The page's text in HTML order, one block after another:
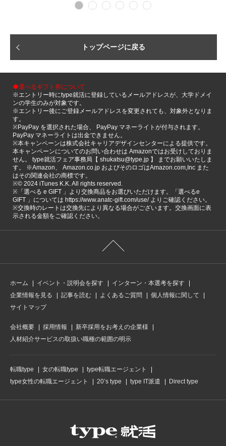
トップページに戻る
◆選べるギフト券について
※エントリー時にtype就活に登録しているメールアドレスが、大学ドメイ
ンの学生のみが対象です。
※エントリー後にご登録メールアドレスを変更されても、対象外となりま
す。
※PayPay を選択された場合、 PayPay マネーライトが付与されます。
PayPay マネーライトは出金できません。
※本キャンペーンは株式会社キャリアデザインセンターによる提供です。
本キャンペーンについてのお問い合わせは Amazonではお受けしておりま
せん。 type就活フェア事務局【 shukatsu@type.jp 】 までお願いいたしま
す。 ※Amazon、 Amazon.co.jp およびそのロゴはAmazon.com,Inc また
はその関連会社の商標です。
※©️ 2024 iTunes K.K. All rights reserved.
※「選べる e GIFT 」より交換商品をお選びいただけます。「選べるe
GIFT 」については https://www.anatc-gift.com/use/ よりご確認ください。
※交換時のレートは交換先により異なる場合がございます。交換画面に表
示される金額をご確認ください。
ホーム イベント・説明会を探す
インターン・本選考を探す
企業情報を見る
記事を読む よくあるご質問
個人情報に関して
サイトマップ
会社概要 採用情報
新卒採用をお考えの企業様
人材紹介サービスの取扱い職種の範囲の明示
転職type 女の転職type
type転職エージェント
type女性の転職エージェント
20’s type type IT派遣 Direct type